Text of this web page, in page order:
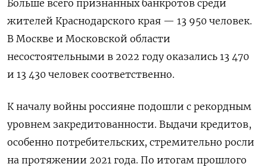
Больше всего признанных банкротов среди
жителей Краснодарского края — 13 950 человек.
В Москве и Московской области
несостоятельными в 2022 году оказались 13 470
и 13 430 человек соответственно.
К началу войны россияне подошли с рекордным
уровнем закредитованности. Выдачи кредитов,
особенно потребительских, стремительно росли
на протяжении 2021 года. По итогам прошлого